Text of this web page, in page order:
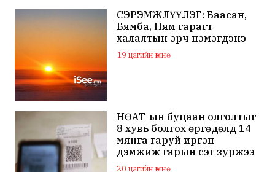
СЭРЭМЖЛҮҮЛЭГ: Баасан,
Бямба, Ням гарагт
халалтын эрч нэмэгдэнэ
19 цагийн өмнө
НӨАТ-ын буцаан олголтыг
8 хувь болгох өргөдөлд 14
мянга гаруй иргэн
дэмжиж гарын үсэг зуржээ
20 цагийн өмнө